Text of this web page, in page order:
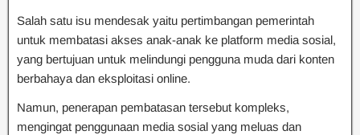
Salah satu isu mendesak yaitu pertimbangan pemerintah
untuk membatasi akses anak-anak ke platform media sosial,
yang bertujuan untuk melindungi pengguna muda dari konten
berbahaya dan eksploitasi online.
Namun, penerapan pembatasan tersebut kompleks,
mengingat penggunaan media sosial yang meluas dan